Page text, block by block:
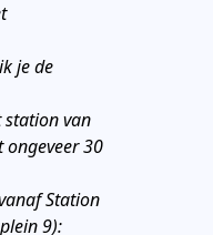
je de
station van
ongeveer 30
Station
9):